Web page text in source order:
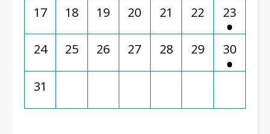
17 18 19 20 21 22 23
24 25 26 27 28 29 30
31